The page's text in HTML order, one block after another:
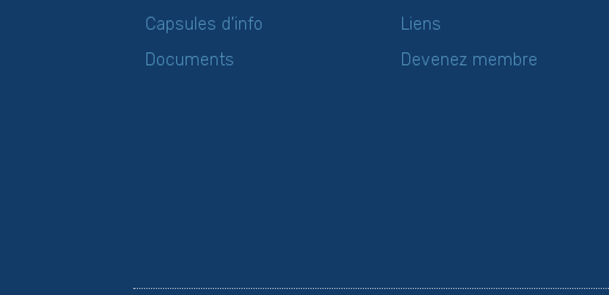
Capsules d’info
Documents
Liens
Devenez membre